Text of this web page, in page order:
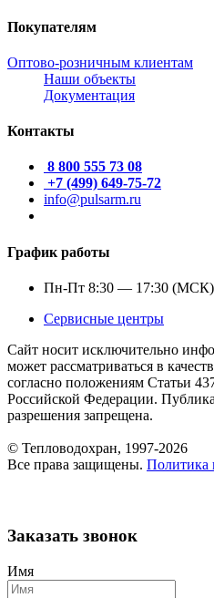
Покупателям
Оптово-розничным клиентам
Наши объекты
Документация
Контакты
8 800 555 73 08
+7 (499) 649-75-72
info@pulsarm.ru
График работы
Пн-Пт 8:30 — 17:30 (МСК)
Сервисные центры
Сайт носит исключительно
может рассматриваться в
согласно положениям Статьи
Российской Федерации.
разрешения запрещена.
© Тепловодохран, 1997-2026
Все права защищены. Политика
Заказать звонок
Имя